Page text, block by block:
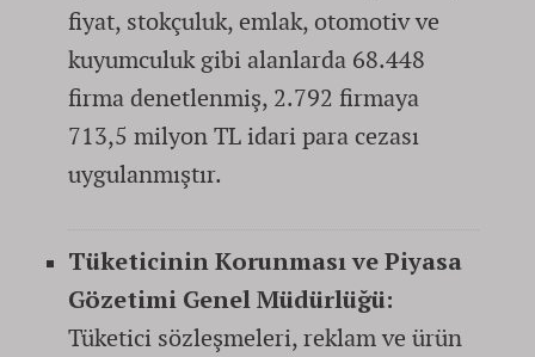
fiyat, stokçuluk, emlak, otomotiv ve
kuyumculuk gibi alanlarda 68.448
firma denetlenmiş, 2.792 firmaya
713,5 milyon TL idari para cezası
uygulanmıştır.
Tüketicinin Korunması ve Piyasa
Gözetimi Genel Müdürlüğü:
Tüketici sözleşmeleri, reklam ve ürün